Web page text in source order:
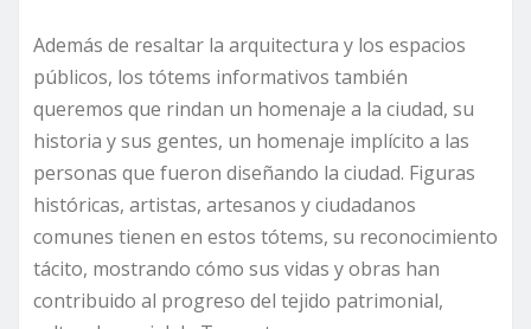
Además de resaltar la arquitectura y los espacios
públicos, los tótems informativos también
queremos que rindan un homenaje a la ciudad, su
historia y sus gentes, un homenaje implícito a las
personas que fueron diseñando la ciudad. Figuras
históricas, artistas, artesanos y ciudadanos
comunes tienen en estos tótems, su reconocimiento
tácito, mostrando cómo sus vidas y obras han
contribuido al progreso del tejido patrimonial,